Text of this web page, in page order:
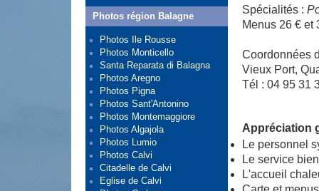
Spécialités :
Menus 26 € et
Coordonnées
Vieux Port,
Tél : 04 95 31
Appréciation
Le personnel
Le service
L'accueil
Photos région Balagne
Photos Ile Rousse
Photos Monticello
Santa Reparata di Balagna
Photos Aregno
Photos Pigna
Photos Sant'Antonino
Photos Montemaggiore
Photos Algajola
Photos Lumio
Photos Calvi
Citadelle de Calvi
Eglise de Calvi